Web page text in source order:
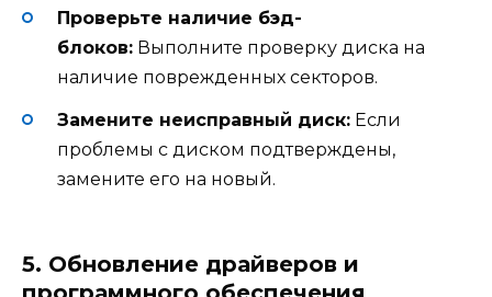
Проверьте наличие бэд-
блоков: Выполните проверку диска на
наличие поврежденных секторов.
Замените неисправный диск: Если
проблемы с диском подтверждены,
замените его на новый.
5. Обновление драйверов и